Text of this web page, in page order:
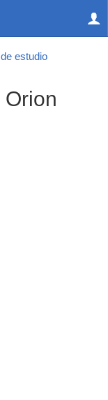
estudio
Orion